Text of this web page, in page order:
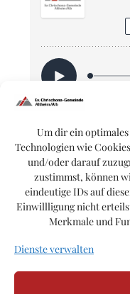
Um dir ein
Technologien wie
und/oder darauf
zustimmst, können
eindeutige IDs auf
Einwillligung nicht
Merkmale und
Dienste verwalten
Bibel: